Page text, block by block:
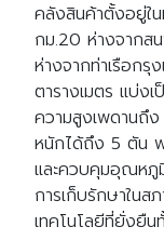
Search
for:
คลังสินค้าตั้งอยู่ใ
กม.20 ห่างจากส
ห่างจากท่าเรือก
ตารางเมตร แบ่ง
ความสูงเพดานถึง
หนักได้ถึง 5 ตัน
และควบคุมอุณหภูมิ
การเก็บรักษาในส
เทคโนโลยีที่ยั่งยืน